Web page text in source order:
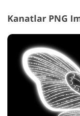
Kanatlar PNG